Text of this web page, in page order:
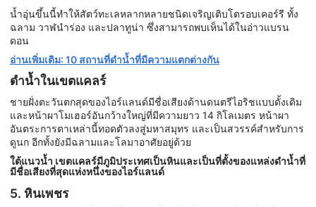
น้ำอุ่นขึ้นนี้ทำให้สัตว์ทะเลหลากหลายชนิดเจริญเติบโตรอบเคอร์รี ทั้ง
ฉลาม วาฬนำร่อง และปลาทูน่า ซึ่งสามารถพบเห็นได้ในอ่าวแบรน
ดอน
อ่านเพิ่มเติม: 10 สถานที่ดำน้ำที่มีความแตกต่างกัน
ดำน้ำในเขตแคลร์
ชายฝั่งตะวันตกสุดของไอร์แลนด์มีชื่อเสียงด้านดนตรีไอริชแบบดั้งเดิม
และหน้าผาโมเฮอร์อันกว้างใหญ่ที่มีความยาว 14 กิโลเมตร หน้าผา
อันตระการตาเหล่านี้ทอดตัวลงสู่มหาสมุทร และเป็นสวรรค์สำหรับการ
ดูนก อีกทั้งยังมีฉลามและโลมาอาศัยอยู่ด้วย
ใต้แนวน้ำ เขตแคลร์มีภูมิประเทศเป็นหินและเป็นที่ตั้งของแหล่งดำน้ำที่
มีชื่อเสียงที่สุดแห่งหนึ่งของไอร์แลนด์
5. หินเพชร